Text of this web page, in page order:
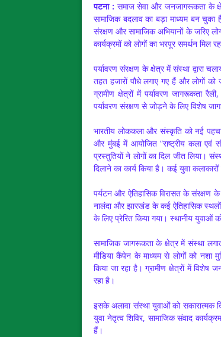
पटना : समाज सेवा और जनजागरूकता के
सामाजिक बदलाव का बड़ा माध्यम बन चुका
संरक्षण और सामाजिक अभियानों के जरिए
कार्यक्रमों को लोगों का भरपूर समर्थन मिल
पर्यावरण संरक्षण के क्षेत्र में संस्था द्वारा
तहत हजारों पौधे लगाए गए हैं और लोगों
ग्रामीण क्षेत्रों में पर्यावरण जागरूकता
पर्यावरण संरक्षण से जोड़ने के लिए विशेष
भारतीय लोककला और संस्कृति को नई
और मुंबई में आयोजित “राष्ट्रीय कला एवं
प्रस्तुतियों ने लोगों का दिल जीत लिया।
दिलाने का कार्य किया है। कई युवा
पर्यटन और ऐतिहासिक विरासत के संरक्षण के
नालंदा और झारखंड के कई ऐतिहासिक स्थलों
के लिए प्रेरित किया गया। स्थानीय युवाओं
सामाजिक जागरूकता के क्षेत्र में संस्था
मीडिया कैंपेन के माध्यम से लोगों को नशा
किया जा रहा है। ग्रामीण क्षेत्रों में विशेष
रहा है।
इसके अलावा संस्था युवाओं को सकारात्मक
युवा नेतृत्व शिविर, सामाजिक संवाद
हैं।